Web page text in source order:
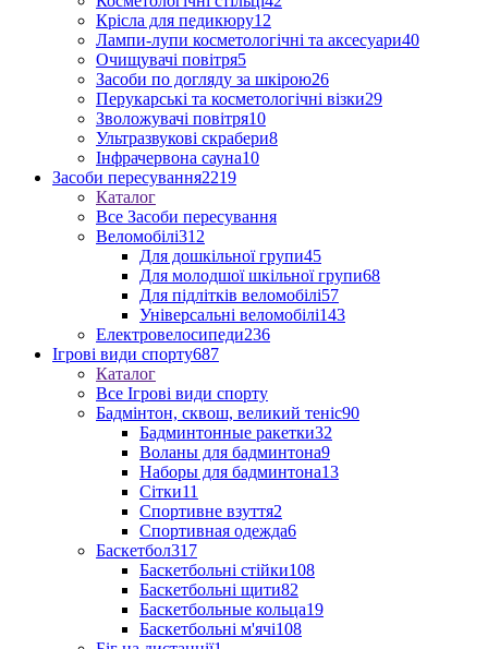
Крісла для педикюру12
Лампи-лупи косметологічні та аксесуари40
Очищувачі повітря5
Засоби по догляду за шкірою26
Перукарські та косметологічні візки29
Зволожувачі повітря10
Ультразвукові скрабери8
Інфрачервона сауна10
Засоби пересування2219
Каталог
Все Засоби пересування
Веломобілі312
Для дошкільної групи45
Для молодшої шкільної групи68
Для підлітків веломобілі57
Універсальні веломобілі143
Електровелосипеди236
Ігрові види спорту687
Каталог
Все Ігрові види спорту
Бадмінтон, сквош, великий теніс90
Бадминтонные ракетки32
Воланы для бадминтона9
Наборы для бадминтона13
Сітки11
Спортивне взуття2
Спортивная одежда6
Баскетбол317
Баскетбольні стійки108
Баскетбольні щити82
Баскетбольные кольца19
Баскетбольні м'ячі108